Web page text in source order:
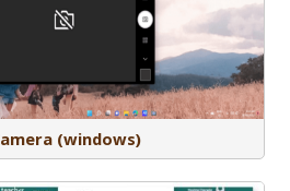
(windows)
Met anchor kan je zelf podcasts
opnemen, editen en hosten. Het is een
bedrijf van Spotify. Anchor kan ook
helpen met de distributie naar andere
platforms zoals google/apple podcasts